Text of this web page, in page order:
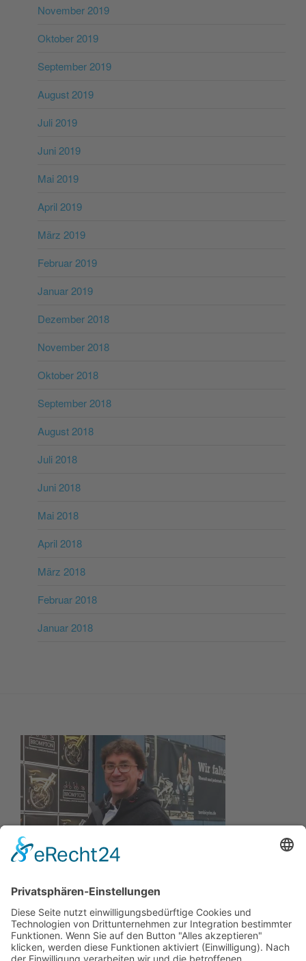
November 2019
Oktober 2019
September 2019
August 2019
Juli 2019
Juni 2019
Mai 2019
April 2019
März 2019
Februar 2019
Januar 2019
Dezember 2018
November 2018
Oktober 2018
September 2018
August 2018
Juli 2018
Juni 2018
Mai 2018
April 2018
März 2018
Februar 2018
Januar 2018
Wir wollen Ihr persönlicher Online Marine Spezialist sein,
der sich auf die Fahne geschrieben hat, der zuverlässigste